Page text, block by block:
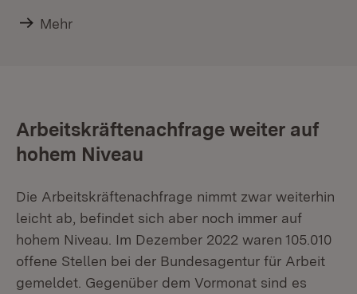
Mehr
Arbeitskräftenachfrage weiter auf
hohem Niveau
Die Arbeitskräftenachfrage nimmt zwar weiterhin
leicht ab, befindet sich aber noch immer auf
hohem Niveau. Im Dezember 2022 waren 105.010
offene Stellen bei der Bundesagentur für Arbeit
gemeldet. Gegenüber dem Vormonat sind es